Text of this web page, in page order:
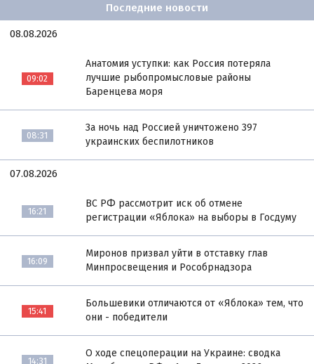
Последние новости
08.08.2026
09:02
Анатомия уступки: как Россия потеряла
лучшие рыбопромысловые районы
Баренцева моря
08:31
За ночь над Россией уничтожено 397
украинских беспилотников
07.08.2026
16:21
ВС РФ рассмотрит иск об отмене
регистрации «Яблока» на выборы в Госдуму
16:09
Миронов призвал уйти в отставку глав
Минпросвещения и Рособрнадзора
15:41
Большевики отличаются от «Яблока» тем, что
они - победители
14:31
О ходе спецоперации на Украине: сводка